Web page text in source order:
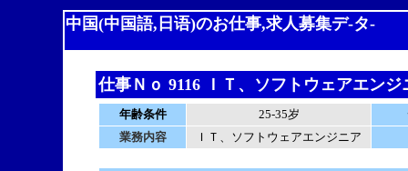
中国(中国語,日语)のお仕事,求人募集デ-タ-
仕事Ｎｏ 9116 ＩＴ、ソフトウェアエンジ
年齢条件 25-35岁
業務内容
ＩＴ、ソフトウェアエンジニア